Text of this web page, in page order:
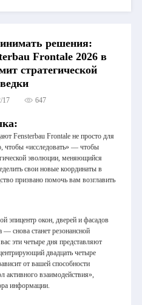
решения:
Frontale 2026 в
стратегической
17 647
Fensterbau Frontaleне просто для
чтобы «исследовать» — чтобы
эволюции, меняющийся
свои новые координаты в
призвано помочь вам возглавить
эпицентр окон, дверей и фасадов
снова станет резонансной
эти четыре дня представляют
двадцать четыре
от вашей способности
активного взаимодействия»,
информации.